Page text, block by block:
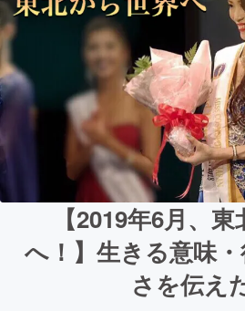
【2019年6月、
へ！】生きる意味
さを伝え